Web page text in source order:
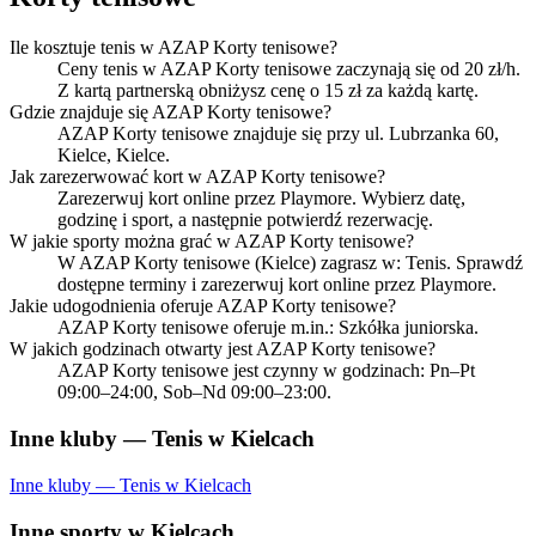
Ile kosztuje tenis w AZAP Korty tenisowe?
Ceny tenis w AZAP Korty tenisowe zaczynają się od 20 zł/h.
Z kartą partnerską obniżysz cenę o 15 zł za każdą kartę.
Gdzie znajduje się AZAP Korty tenisowe?
AZAP Korty tenisowe znajduje się przy ul. Lubrzanka 60,
Kielce, Kielce.
Jak zarezerwować kort w AZAP Korty tenisowe?
Zarezerwuj kort online przez Playmore. Wybierz datę,
godzinę i sport, a następnie potwierdź rezerwację.
W jakie sporty można grać w AZAP Korty tenisowe?
W AZAP Korty tenisowe (Kielce) zagrasz w: Tenis. Sprawdź
dostępne terminy i zarezerwuj kort online przez Playmore.
Jakie udogodnienia oferuje AZAP Korty tenisowe?
AZAP Korty tenisowe oferuje m.in.: Szkółka juniorska.
W jakich godzinach otwarty jest AZAP Korty tenisowe?
AZAP Korty tenisowe jest czynny w godzinach: Pn–Pt
09:00–24:00, Sob–Nd 09:00–23:00.
Inne kluby — Tenis w Kielcach
Inne kluby — Tenis w Kielcach